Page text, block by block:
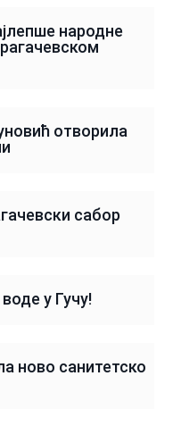
народне
отворила
сабор
у Гучу!
ново санитетско